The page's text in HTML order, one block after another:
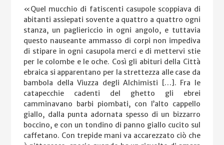
«Quel mucchio di fatiscenti casupole scoppiava di
abitanti assiepati sovente a quattro a quattro ogni
stanza, un pagliericcio in ogni angolo, e tuttavia
questo nauseante ammasso di corpi non impediva
di stipare in ogni casupola merci e di mettervi stie
per le colombe e le oche. Così gli abituri della Città
ebraica si apparentano per la strettezza alle case da
bambola della Viuzza degli Alchimisti […]. Fra le
catapecchie cadenti del ghetto gli ebrei
camminavano barbi piombati, con l’alto cappello
giallo, dalla punta adornata spesso di un bizzarro
boccino, e con un tondino di panno giallo cucito sul
caffetano. Con trepide mani va accarezzato ciò che